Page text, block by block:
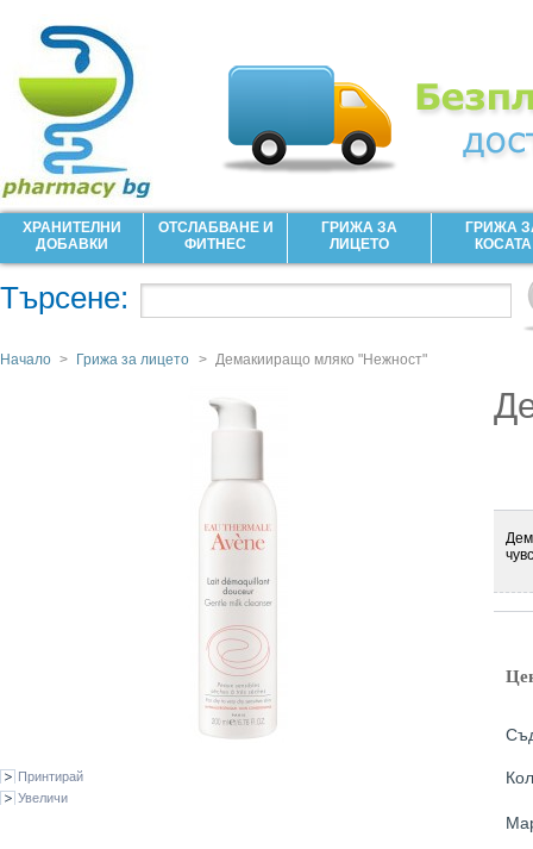
ХРАНИТЕЛНИ
ДОБАВКИ
ОТСЛАБВАНЕ И
ФИТНЕС
ГРИЖА ЗА
ЛИЦЕТО
ГРИЖА
КОСАТА
Търсене:
Начало > Грижа за лицето > Демакииращо мляко "Нежност"
Принтирай
Увеличи